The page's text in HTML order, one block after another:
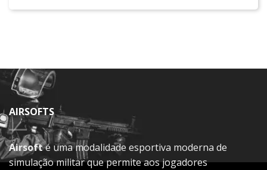
AIRSOFTS
Airsofté uma modalidade esportiva moderna de
simulação militar que permite aos jogadores